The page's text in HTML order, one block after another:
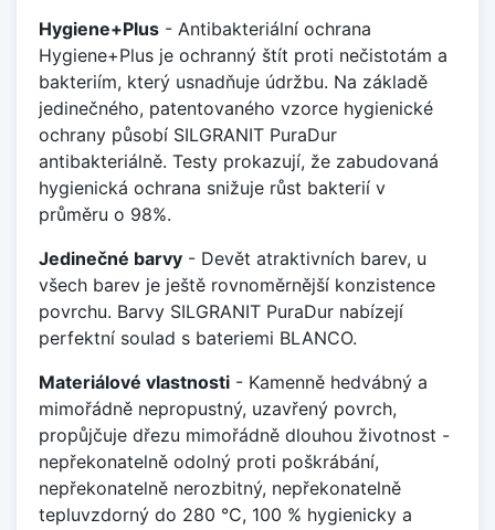
Hygiene+Plus - Antibakteriální ochrana
Hygiene+Plus je ochranný štít proti nečistotám a
bakteriím, který usnadňuje údržbu. Na základě
jedinečného, patentovaného vzorce hygienické
ochrany působí SILGRANIT PuraDur
antibakteriálně. Testy prokazují, že zabudovaná
hygienická ochrana snižuje růst bakterií v
průměru o 98%.
Jedinečné barvy - Devět atraktivních barev, u
všech barev je ještě rovnoměrnější konzistence
povrchu. Barvy SILGRANIT PuraDur nabízejí
perfektní soulad s bateriemi BLANCO.
Materiálové vlastnosti - Kamenně hedvábný a
mimořádně nepropustný, uzavřený povrch,
propůjčuje dřezu mimořádně dlouhou životnost -
nepřekonatelně odolný proti poškrábání,
nepřekonatelně nerozbitný, nepřekonatelně
tepluvzdorný do 280 °C, 100 % hygienicky a